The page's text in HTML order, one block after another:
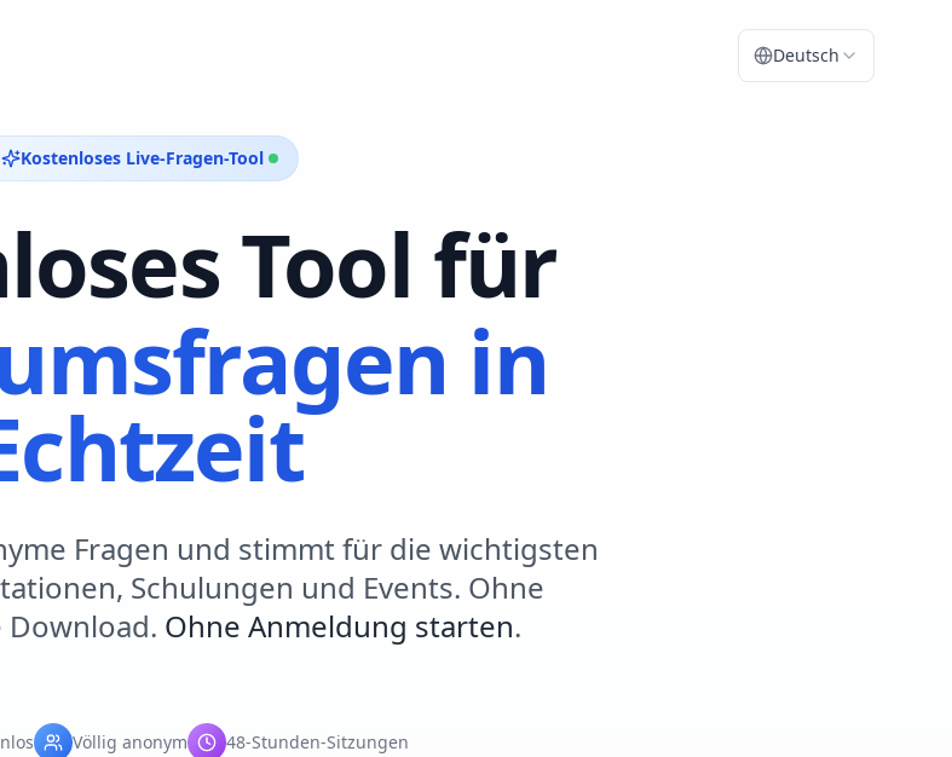
Deutsch
Kostenloses Live-Fragen-Tool
Tool für
in
Fragen und stimmt für die wichtigsten
Schulungen und Events. Ohne
Ohne Anmeldung starten.
Völlig anonym 48-Stunden-Sitzungen